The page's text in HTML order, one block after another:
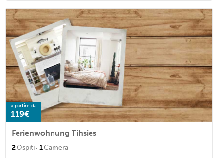
a partire da
119€
Ferienwohnung Tihsies
2Ospiti · 1Camera